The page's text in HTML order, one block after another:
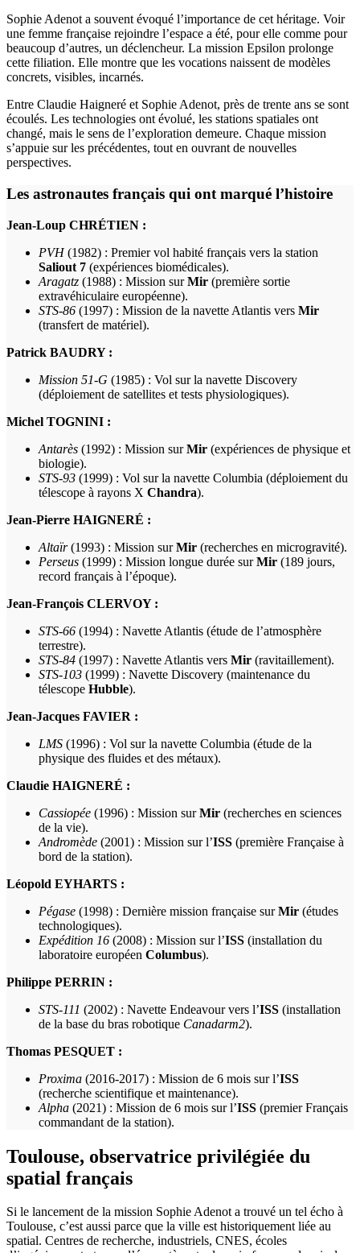
Sophie Adenot a souvent évoqué l’importance de cet héritage. Voir
une femme française rejoindre l’espace a été, pour elle comme pour
beaucoup d’autres, un déclencheur. La mission Epsilon prolonge
cette filiation. Elle montre que les vocations naissent de modèles
concrets, visibles, incarnés.
Entre Claudie Haigneré et Sophie Adenot, près de trente ans se sont
écoulés. Les technologies ont évolué, les stations spatiales ont
changé, mais le sens de l’exploration demeure. Chaque mission
s’appuie sur les précédentes, tout en ouvrant de nouvelles
perspectives.
Les astronautes français qui ont marqué l’histoire
Jean-Loup CHRÉTIEN :
PVH(1982) : Premier vol habité français vers la station
Saliout 7 (expériences biomédicales).
Aragatz (1988) : Mission surMir (première sortie
extravéhiculaire européenne).
STS-86 (1997) : Mission de la navette Atlantis vers Mir
(transfert de matériel).
Patrick BAUDRY :
Mission 51-G (1985) : Vol sur la navette Discovery
(déploiement de satellites et tests physiologiques).
Michel TOGNINI :
Antarès (1992) : Mission surMir (expériences de physique et
biologie).
STS-93 (1999) : Vol sur la navette Columbia (déploiement du
télescope à rayons X Chandra).
Jean-Pierre HAIGNERÉ :
Altaïr(1993) : Mission surMir (recherches en microgravité).
Perseus (1999) : Mission longue durée surMir (189 jours,
record français à l’époque).
Jean-François CLERVOY :
STS-66 (1994) : Navette Atlantis (étude de l’atmosphère
terrestre).
STS-84 (1997) : Navette Atlantis vers Mir (ravitaillement).
STS-103 (1999) : Navette Discovery (maintenance du
télescope Hubble).
Jean-Jacques FAVIER :
LMS (1996) : Vol sur la navette Columbia (étude de la
physique des fluides et des métaux).
Claudie HAIGNERÉ :
Cassiopée (1996) : Mission surMir (recherches en sciences
de la vie).
Andromède (2001) : Mission sur l’ISS (première Française à
bord de la station).
Léopold EYHARTS :
Pégase (1998) : Dernière mission française surMir (études
technologiques).
Expédition 16 (2008) : Mission sur l’ISS (installation du
laboratoire européen Columbus).
Philippe PERRIN :
STS-111 (2002) : Navette Endeavour vers l’ISS (installation
de la base du bras robotique Canadarm2).
Thomas PESQUET :
Proxima (2016-2017) : Mission de 6 mois sur l’ISS
(recherche scientifique et maintenance).
Alpha (2021) : Mission de 6 mois sur l’ISS (premier Français
commandant de la station).
Toulouse, observatrice privilégiée du
spatial français
Si le lancement de la mission Sophie Adenot a trouvé un tel écho à
Toulouse, c’est aussi parce que la ville est historiquement liée au
spatial. Centres de recherche, industriels, CNES, écoles